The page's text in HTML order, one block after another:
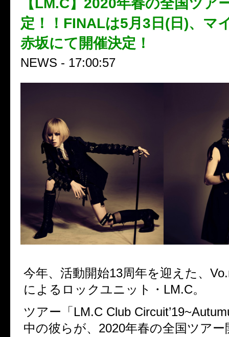
【LM.C】2020年春の全国ツア
定！！FINALは5月3日(日)、マ
赤坂にて開催決定！
NEWS - 17:00:57
今年、活動開始13周年を迎えた、
によるロックユニット・LM.C。
ツアー「LM.C Club
中の彼らが、2020年春の全国ツア